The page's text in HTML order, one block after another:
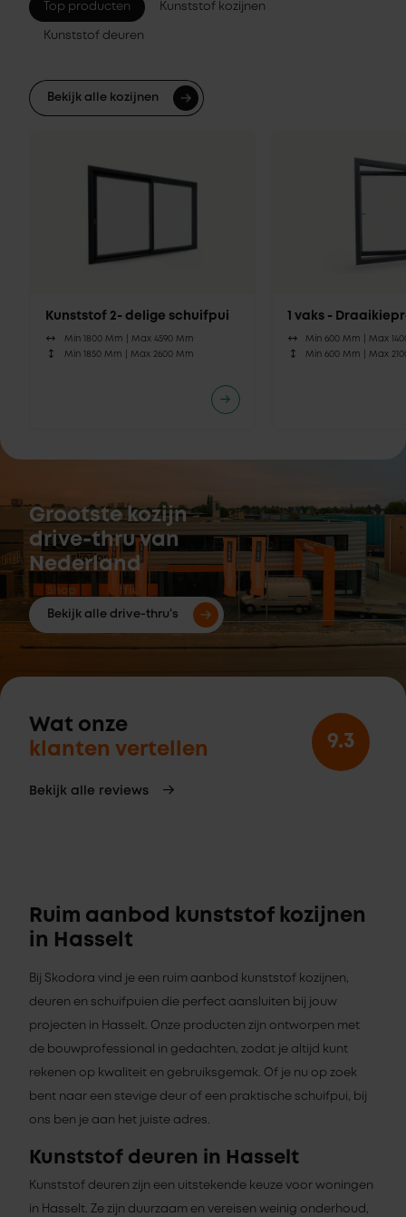
Top producten Kunststof kozijnen
Kunststof deuren
Bekijk alle kozijnen
Kunststof 2- delige schuifpui
Min 1800 Mm | Max 4590 Mm
Min 1850 Mm | Max 2600 Mm
1 vaks -
Min 600 Mm |Max
Min 600 Mm |Max
Grootste kozijn
drive-thru van
Nederland
Bekijk alle drive-thru's
Wat onze
klanten vertellen
Bekijk alle reviews
9.3
Ruim aanbod kunststof kozijnen
in Hasselt
Bij Skodora vind je een ruim aanbod kunststof kozijnen,
deuren en schuifpuien die perfect aansluiten bij jouw
projecten in Hasselt. Onze producten zijn ontworpen met
de bouwprofessional in gedachten, zodat je altijd kunt
rekenen op kwaliteit en gebruiksgemak. Of je nu op zoek
bent naar een stevige deur of een praktische schuifpui, bij
ons ben je aan het juiste adres.
Kunststof deuren in Hasselt
Kunststof deuren zijn een uitstekende keuze voor woningen
in Hasselt. Ze zijn duurzaam en vereisen weinig onderhoud,